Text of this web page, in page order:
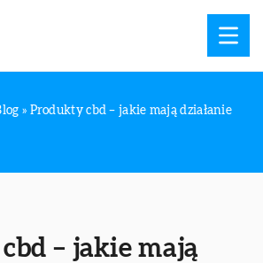
» Produkty cbd – jakie mają działanie
– jakie mają